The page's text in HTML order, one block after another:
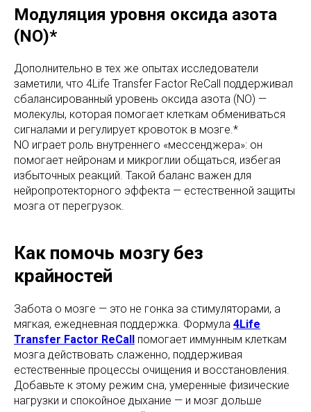
Модуляция уровня оксида азота
(NO)*
Дополнительно в тех же опытах исследователи
заметили, что 4Life Transfer Factor ReCall поддерживал
сбалансированный уровень оксида азота (NO) —
молекулы, которая помогает клеткам обмениваться
сигналами и регулирует кровоток в мозге.*
NO играет роль внутреннего «мессенджера»: он
помогает нейронам и микроглии общаться, избегая
избыточных реакций. Такой баланс важен для
нейропротекторного эффекта — естественной защиты
мозга от перегрузок.
Как помочь мозгу без
крайностей
Забота о мозге — это не гонка за стимуляторами, а
мягкая, ежедневная поддержка. Формула 4Life
Transfer Factor ReCall помогает иммунным клеткам
мозга действовать слаженно, поддерживая
естественные процессы очищения и восстановления.
Добавьте к этому режим сна, умеренные физические
нагрузки и спокойное дыхание — и мозг дольше